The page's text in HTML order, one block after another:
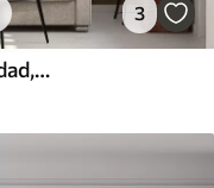
3
madera, textura, grietas, oscuridad, corteza, superficie